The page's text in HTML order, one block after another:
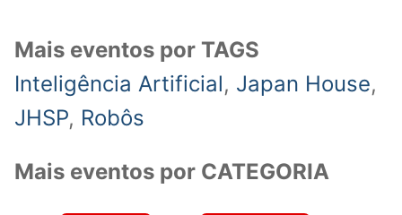
Mais eventos por TAGS
Inteligência Artificial, Japan House,
JHSP, Robôs
Mais eventos por CATEGORIA